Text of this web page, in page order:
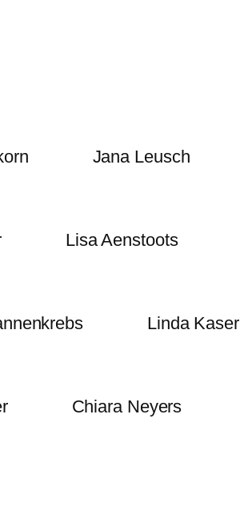
Jana Leusch
Lisa Aenstoots
Linda Kaser
Chiara Neyers